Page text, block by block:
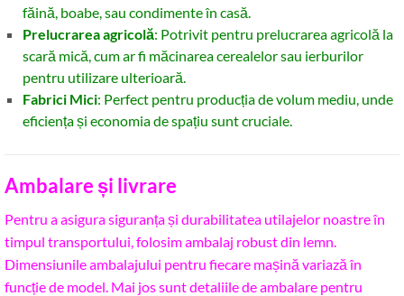
făină, boabe, sau condimente în casă.
Prelucrarea agricolă: Potrivit pentru prelucrarea agricolă la
scară mică, cum ar fi măcinarea cerealelor sau ierburilor
pentru utilizare ulterioară.
Fabrici Mici: Perfect pentru producția de volum mediu, unde
eficiența și economia de spațiu sunt cruciale.
Ambalare și livrare
Pentru a asigura siguranța și durabilitatea utilajelor noastre în
timpul transportului, folosim ambalaj robust din lemn.
Dimensiunile ambalajului pentru fiecare mașină variază în
funcție de model. Mai jos sunt detaliile de ambalare pentru